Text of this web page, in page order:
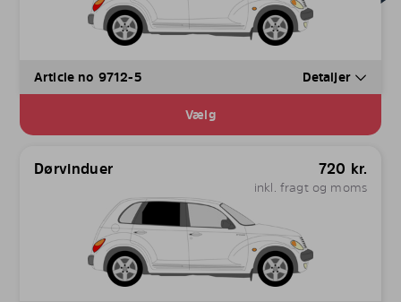
Article no 9712-5 Detaljer
Vælg
Dørvinduer 720 kr.
inkl. fragt og moms